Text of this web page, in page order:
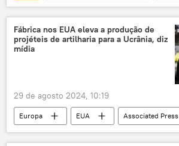
Donald Trump
Matthew G. Whitaker
Estados Unidos
Federação da Rússia
OTAN
Fábrica nos EUA eleva a produção de
projéteis de artilharia para a Ucrânia, diz
mídia
29 de agosto 2024, 10:19
Europa EUA
Associated Press
Ucrânia
Rússia
artilharia